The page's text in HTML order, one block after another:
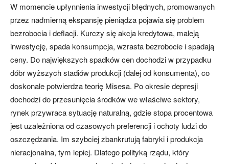
W momencie upłynnienia inwestycji błędnych, promowanych
przez nadmierną ekspansję pieniądza pojawia się problem
bezrobocia i deflacji. Kurczy się akcja kredytowa, maleją
inwestycję, spada konsumpcja, wzrasta bezrobocie i spadają
ceny. Do największych spadków cen dochodzi w przypadku
dóbr wyższych stadiów produkcji (dalej od konsumenta), co
doskonale potwierdza teorię Misesa. Po okresie depresji
dochodzi do przesunięcia środków we właściwe sektory,
rynek przywraca sytuację naturalną, gdzie stopa procentowa
jest uzależniona od czasowych preferencji i ochoty ludzi do
oszczędzania. Im szybciej zbankrutują fabryki i produkcja
nieracjonalna, tym lepiej. Dlatego polityką rządu, który